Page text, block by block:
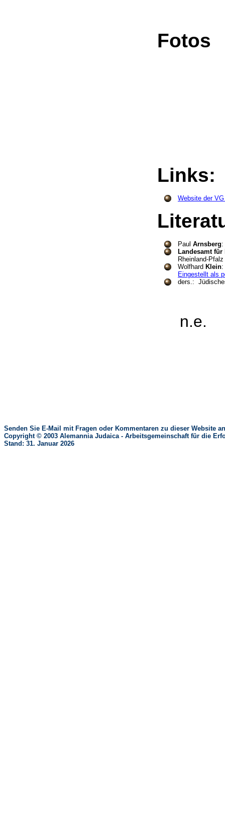
Fotos
Website der
Paul Arnsberg:
Landesamt
Rheinland-
Wolfhard Klein:
Eingestellt als
ders.:
Senden Sie E-Mail mit Fragen oder Kommentaren zu dieser Website
Copyright © 2003 Alemannia Judaica - Arbeitsgemeinschaft für die
Stand: 31. Januar 2026